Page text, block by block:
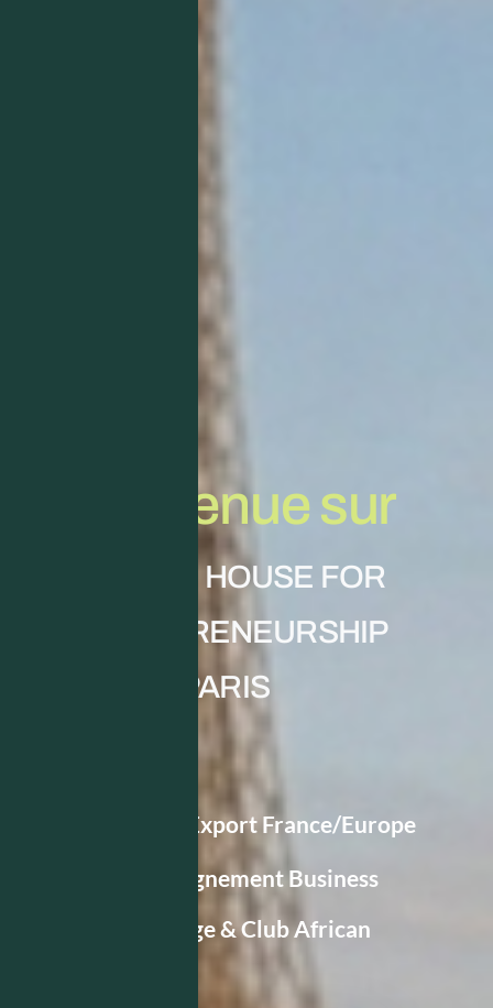
Bienvenue sur
AFRICAN HOUSE FOR
ENTREPRENEURSHIP
PARIS
Conseils Export France/Europe
Accompagnement Business
Réseautage & Club African